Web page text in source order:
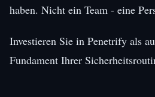
haben. Nicht ein Team - eine
Investieren Sie in Penetrify als
Fundament Ihrer